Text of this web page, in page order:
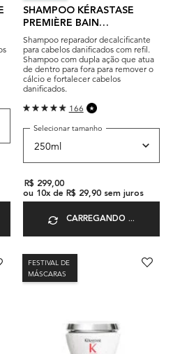
SHAMPOO KÉRASTASE
PREMIÈRE BAIN
DÉCALCIFIANT
RÉPARATEUR
Shampoo reparador decalcificante
para cabelos danificados com refil.
Shampoo com dupla ação que atua
de dentro para fora para remover o
cálcio e fortalecer cabelos
danificados.
166
Selecionar tamanho
R$ 299,00
ou 10x de R$ 29,90sem juros
CARREGANDO ...
FESTIVAL DE
MÁSCARAS